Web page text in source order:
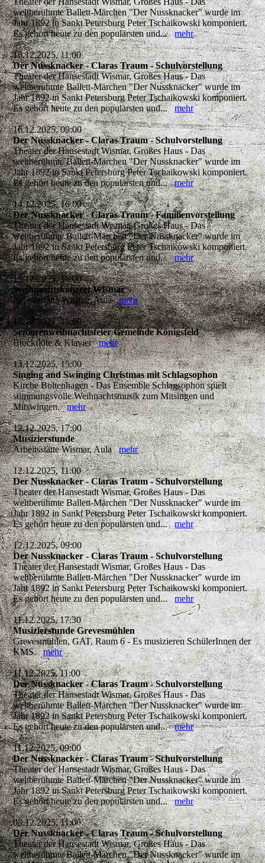
weltberühmte Ballett-Märchen "Der Nussknacker" wurde im
Jahr 1892 in Sankt Petersburg Peter Tschaikowski komponiert.
Es gehört heute zu den populärsten und...mehr
16.12.2025, 11:00
Der Nussknacker - Claras Traum - Schulvorstellung
Theater der Hansestadt Wismar, Großes Haus - Das
weltberühmte Ballett-Märchen "Der Nussknacker" wurde im
Jahr 1892 in Sankt Petersburg Peter Tschaikowski komponiert.
Es gehört heute zu den populärsten und...mehr
16.12.2025, 09:00
Der Nussknacker - Claras Traum - Schulvorstellung
Theater der Hansestadt Wismar, Großes Haus - Das
weltberühmte Ballett-Märchen "Der Nussknacker" wurde im
Jahr 1892 in Sankt Petersburg Peter Tschaikowski komponiert.
Es gehört heute zu den populärsten und...mehr
14.12.2025, 16:00
Der Nussknacker - Claras Traum - Familienvorstellung
Theater der Hansestadt Wismar, Großes Haus - Das
weltberühmte Ballett-Märchen "Der Nussknacker" wurde im
Jahr 1892 in Sankt Petersburg Peter Tschaikowski komponiert.
Es gehört heute zu den populärsten und...mehr
13.12.2025, 16:00
Weihnachtskonzert Wismar
Arbeitsstätte Wismar, Aulamehr
13.12.2025, 15:00
Seniorenweihnachtsfeier Gemeinde Königsfeld
Blockflöte & Klaviermehr
13.12.2025, 15:00
Singing and Swinging Christmas mit Schlagsophon
Kirche Boltenhagen - Das Ensemble Schlagsophon spielt
stimmungsvolle Weihnachtsmusik zum Mitsingen und
Mitswingen.mehr
12.12.2025, 17:00
Musizierstunde
Arbeitsstätte Wismar, Aulamehr
12.12.2025, 11:00
Der Nussknacker - Claras Traum - Schulvorstellung
Theater der Hansestadt Wismar, Großes Haus - Das
weltberühmte Ballett-Märchen "Der Nussknacker" wurde im
Jahr 1892 in Sankt Petersburg Peter Tschaikowski komponiert.
Es gehört heute zu den populärsten und...mehr
12.12.2025, 09:00
Der Nussknacker - Claras Traum - Schulvorstellung
Theater der Hansestadt Wismar, Großes Haus - Das
weltberühmte Ballett-Märchen "Der Nussknacker" wurde im
Jahr 1892 in Sankt Petersburg Peter Tschaikowski komponiert.
Es gehört heute zu den populärsten und...mehr
11.12.2025, 17:30
Musizierstunde Grevesmühlen
Grevesmühlen, GAT, Raum 6 - Es musizieren SchülerInnen der
KMS.mehr
11.12.2025, 11:00
Der Nussknacker - Claras Traum - Schulvorstellung
Theater der Hansestadt Wismar, Großes Haus - Das
weltberühmte Ballett-Märchen "Der Nussknacker" wurde im
Jahr 1892 in Sankt Petersburg Peter Tschaikowski komponiert.
Es gehört heute zu den populärsten und...mehr
11.12.2025, 09:00
Der Nussknacker - Claras Traum - Schulvorstellung
Theater der Hansestadt Wismar, Großes Haus - Das
weltberühmte Ballett-Märchen "Der Nussknacker" wurde im
Jahr 1892 in Sankt Petersburg Peter Tschaikowski komponiert.
Es gehört heute zu den populärsten und...mehr
08.12.2025, 11:00
Der Nussknacker - Claras Traum - Schulvorstellung
Theater der Hansestadt Wismar, Großes Haus - Das
weltberühmte Ballett-Märchen "Der Nussknacker" wurde im